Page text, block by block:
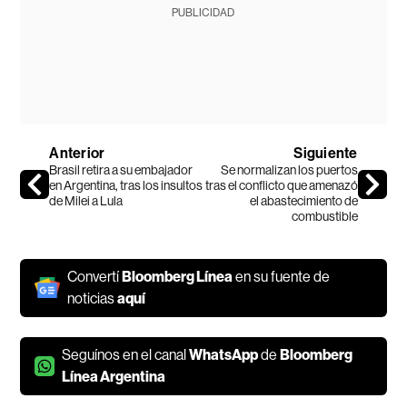
PUBLICIDAD
Anterior
Brasil retira a su embajador
en Argentina, tras los insultos
de Milei a Lula
Siguiente
Se normalizan los puertos
tras el conflicto que amenazó
el abastecimiento de
combustible
ConvertíBloomberg Líneaen su fuente de
noticiasaquí
Seguínos en el canalWhatsAppdeBloomberg
Línea Argentina